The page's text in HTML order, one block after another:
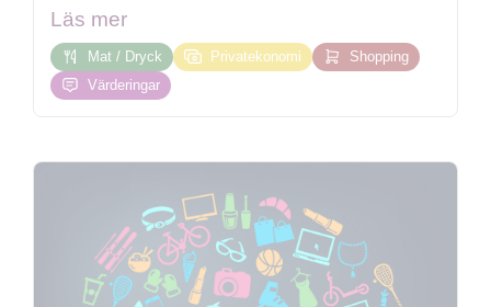
Läs mer
Mat / Dryck Privatekonomi
Shopping
Värderingar